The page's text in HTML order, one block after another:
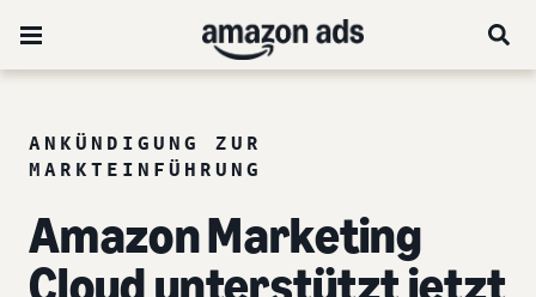
ANKÜNDIGUNG ZUR
MARKTEINFÜHRUNG
Amazon Marketing